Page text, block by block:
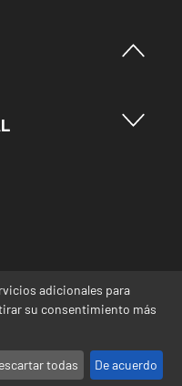
sitio web desde el
realizan de forma
errores o
adicionales para
su consentimiento más
todas De acuerdo